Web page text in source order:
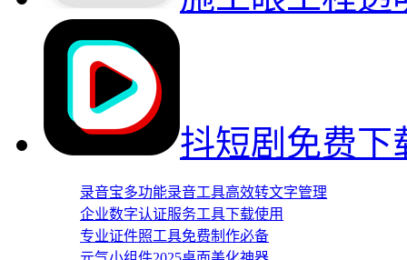
抖短剧免费下